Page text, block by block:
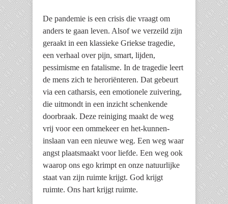
De pandemie is een crisis die vraagt om
anders te gaan leven. Alsof we verzeild zijn
geraakt in een klassieke Griekse tragedie,
een verhaal over pijn, smart, lijden,
pessimisme en fatalisme. In de tragedie leert
de mens zich te heroriënteren. Dat gebeurt
via een catharsis, een emotionele zuivering,
die uitmondt in een inzicht schenkende
doorbraak. Deze reiniging maakt de weg
vrij voor een ommekeer en het-kunnen-
inslaan van een nieuwe weg. Een weg waar
angst plaatsmaakt voor liefde. Een weg ook
waarop ons ego krimpt en onze natuurlijke
staat van zijn ruimte krijgt. God krijgt
ruimte. Ons hart krijgt ruimte.